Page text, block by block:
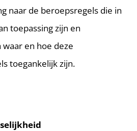
naar de beroepsregels die in
toepassing zijn en
waar en hoe deze
toegankelijk zijn.